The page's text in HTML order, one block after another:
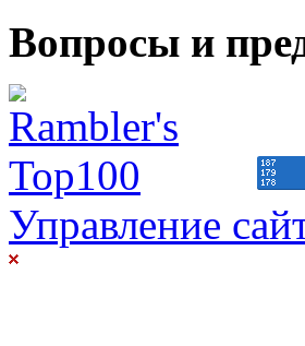
Вопросы и
Управление